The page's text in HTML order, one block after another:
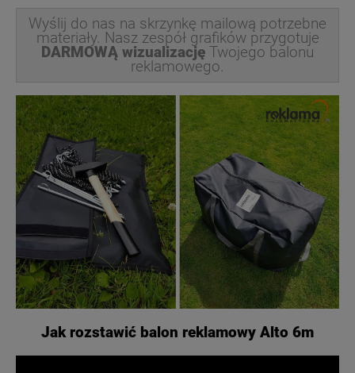
Wyślij do nas na skrzynkę mailową potrzebne
materiały. Nasz zespół grafików przygotuje
DARMOWĄ wizualizację Twojego balonu
reklamowego.
Jak rozstawić balon reklamowy Alto 6m